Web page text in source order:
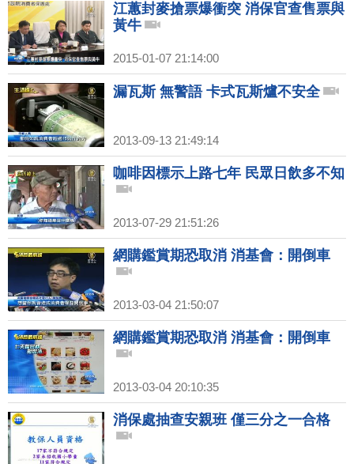
江蕙封麥搶票爆衝突 消保官查售票與
黃牛
2015-01-07 21:14:00
漏瓦斯 無警語 卡式瓦斯爐不安全
2013-09-13 21:49:14
咖啡因標示上路七年 民眾日飲多不知
2013-07-29 21:51:26
網購鑑賞期恐取消 消基會：開倒車
2013-03-04 21:50:07
網購鑑賞期恐取消 消基會：開倒車
2013-03-04 20:10:35
消保處抽查安親班 僅三分之一合格